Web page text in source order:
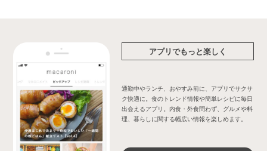
アプリでもっと楽しく
通勤中やランチ、おやすみ前に、アプリでサクサ
ク快適に。食のトレンド情報や簡単レシピに毎日
出会えるアプリ。内食・外食問わず、グルメや料
理、暮らしに関する幅広い情報を楽しめます。